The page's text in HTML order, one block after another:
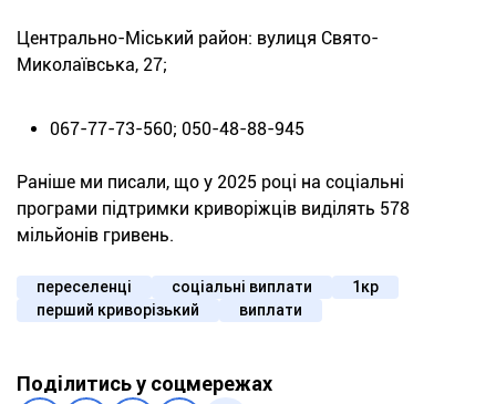
Центрально-Міський район: вулиця Свято-
Миколаївська, 27;
067-77-73-560; 050-48-88-945
Раніше ми писали, що у 2025 році на соціальні
програми підтримки криворіжців виділять 578
мільйонів гривень.
переселенці соціальні виплати
1кр
перший криворізький
виплати
Поділитись у соцмережах